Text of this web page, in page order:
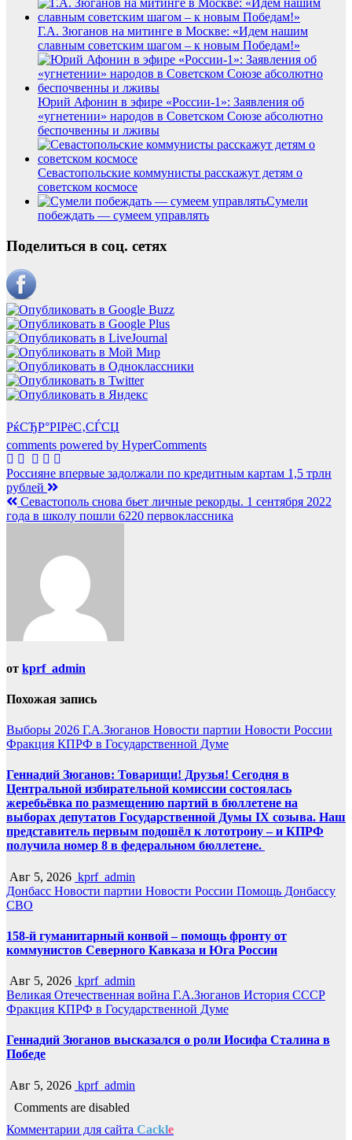
Г.А. Зюганов на митинге в Москве: «Идем нашим
славным советским шагом – к новым Победам!»
Юрий Афонин в эфире «России-1»: Заявления об
«угнетении» народов в Советском Союзе абсолютно
беспочвенны и лживы
Севастопольские коммунисты расскажут детям о
советском космосе
Сумели
побеждать — сумеем управлять
Поделиться в соц. сетях
РќСЂР°РІРёС‚СЃСЏ
comments powered by HyperComments
Навигация
по
записям
Россияне впервые задолжали по кредитным картам 1,5 трлн
рублей
Севастополь снова бьет личные рекорды. 1 сентября 2022
года в школу пошли 6220 первоклассника
от kprf_admin
Похожая запись
Выборы 2026 Г.А.Зюганов Новости партии Новости России
Фракция КПРФ в Государственной Думе
Геннадий Зюганов: Товарищи! Друзья! Сегодня в
Центральной избирательной комиссии состоялась
жеребьёвка по размещению партий в бюллетене на
выборах депутатов Государственной Думы IX созыва. Наш
представитель первым подошёл к лототрону – и КПРФ
получила номер 8 в федеральном бюллетене.
Авг 5, 2026 kprf_admin
Донбасс Новости партии Новости России Помощь Донбассу
СВО
158-й гуманитарный конвой – помощь фронту от
коммунистов Северного Кавказа и Юга России
Авг 5, 2026 kprf_admin
Великая Отечественная война Г.А.Зюганов История СССР
Фракция КПРФ в Государственной Думе
Геннадий Зюганов высказался о роли Иосифа Сталина в
Победе
Авг 5, 2026 kprf_admin
Comments are disabled
Комментарии для сайта Cackle